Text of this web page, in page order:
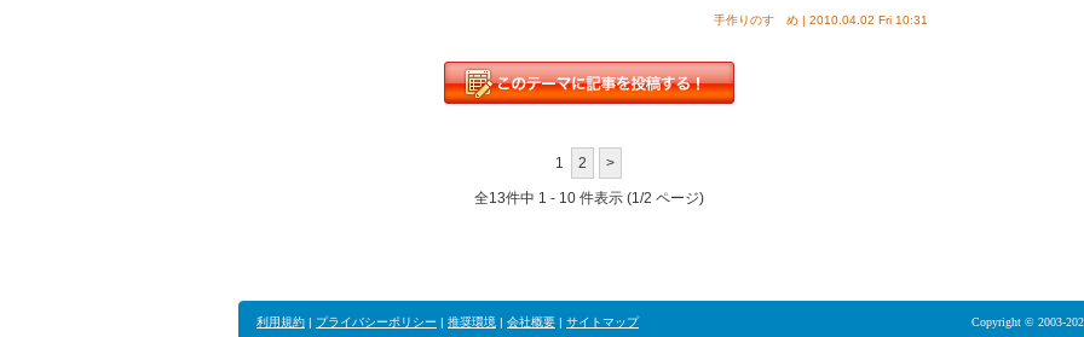
手作りのすゝめ | 2010.04.02 Fri 10:31
1 2 >
全13件中 1 - 10 件表示 (1/2 ページ)
利用規約 | プライバシーポリシー | 推奨環境 | 会社概要 | サイトマップ Copyright © 2003-